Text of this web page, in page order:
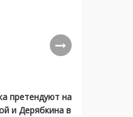
претендуют на
и Дерябкина в